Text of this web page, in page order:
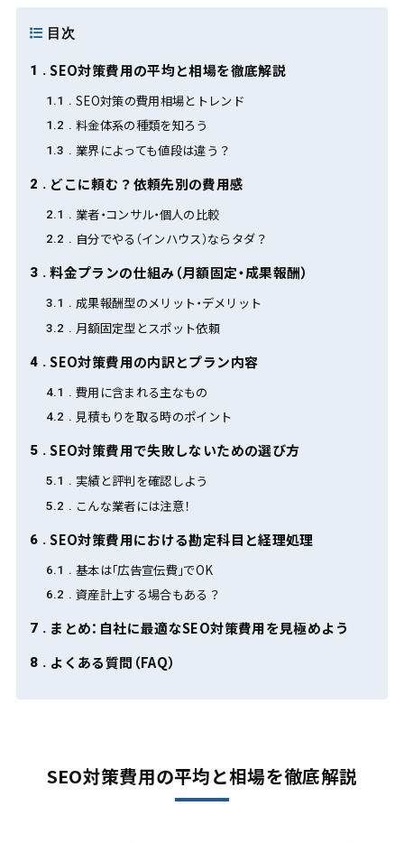
目次
1 SEO対策費用の平均と相場を徹底解説
1.1 SEO対策の費用相場とトレンド
1.2 料金体系の種類を知ろう
1.3 業界によっても値段は違う？
2 どこに頼む？依頼先別の費用感
2.1 業者・コンサル・個人の比較
2.2 自分でやる（インハウス）ならタダ？
3 料金プランの仕組み（月額固定・成果報酬）
3.1 成果報酬型のメリット・デメリット
3.2 月額固定型とスポット依頼
4 SEO対策費用の内訳とプラン内容
4.1 費用に含まれる主なもの
4.2 見積もりを取る時のポイント
5 SEO対策費用で失敗しないための選び方
5.1 実績と評判を確認しよう
5.2 こんな業者には注意！
6 SEO対策費用における勘定科目と経理処理
6.1 基本は「広告宣伝費」でOK
6.2 資産計上する場合もある？
7 まとめ：自社に最適なSEO対策費用を見極めよう
8 よくある質問（FAQ）
SEO対策費用の平均と相場を徹底解説